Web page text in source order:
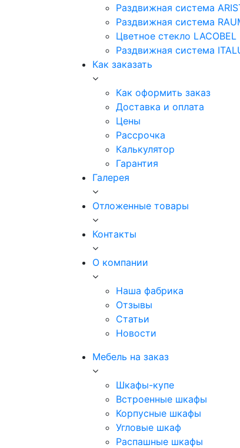
Раздвижная система
Раздвижная система
Цветное стекло LACOBEL
Раздвижная система
Как заказать
Как оформить заказ
Доставка и оплата
Цены
Рассрочка
Калькулятор
Гарантия
Галерея
Отложенные товары
Контакты
О компании
Наша фабрика
Отзывы
Статьи
Новости
Мебель на заказ
Шкафы-купе
Встроенные шкафы
Корпусные шкафы
Угловые шкаф
Распашные шкафы